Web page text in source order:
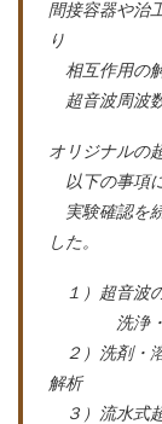
間接容器や治
り
相互作用の
超音波周波
オリジナルの
以下の事項
実験確認を
した。
１）超音波
洗浄・加工
２）洗剤・
解析
３）流水式